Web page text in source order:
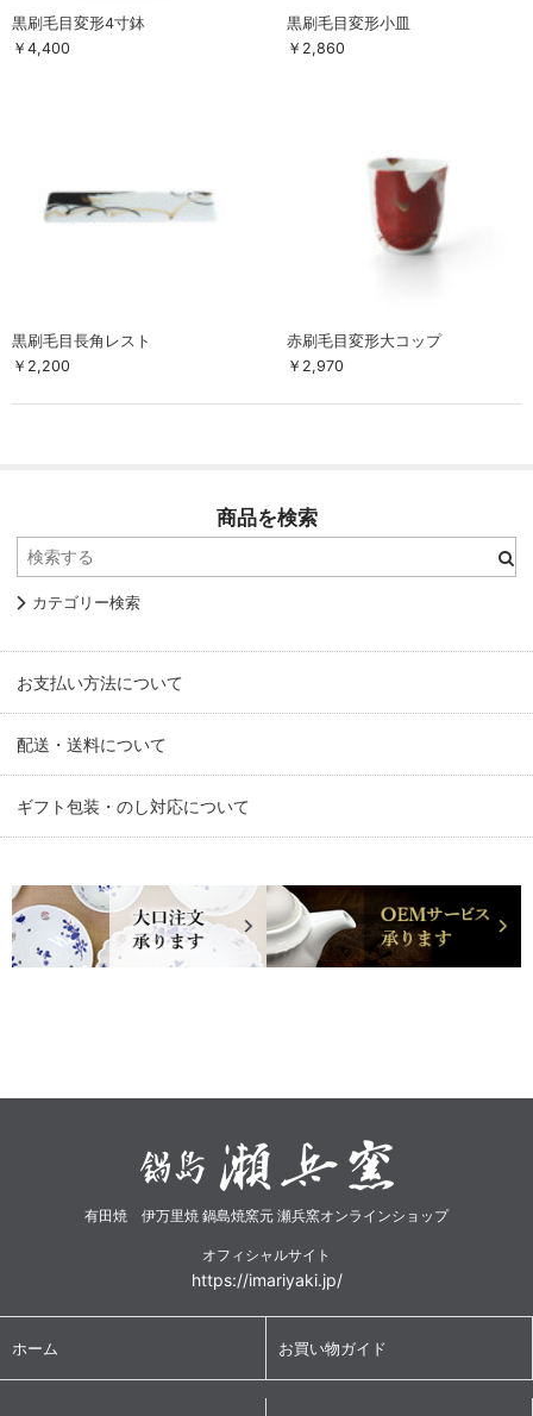
黒刷毛目変形4寸鉢
￥4,400
黒刷毛目変形小皿
￥2,860
黒刷毛目長角レスト
￥2,200
赤刷毛目変形大コップ
￥2,970
商品を検索
カテゴリー検索
お支払い方法について
配送・送料について
ギフト包装・のし対応について
有田焼 伊万里焼 鍋島焼窯元 瀬兵窯オンラインショップ
オフィシャルサイト
https://imariyaki.jp/
ホーム お買い物ガイド